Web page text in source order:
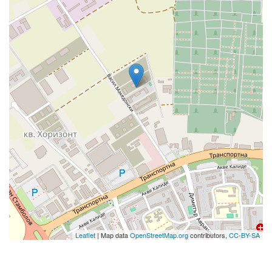
Leaflet | Map dataOpenStreetMap.orgcontributors, CC-BY-SA